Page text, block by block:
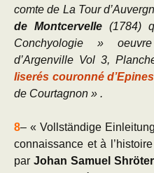
comte de La Tour
de Montcervelle (1784)
Conchyologie »
d’Argenville Vol 3,
liserés couronné d’Epines
de Courtagnon » .
8– « Vollständige
connaissance et à
par Johan Samuel Shröter